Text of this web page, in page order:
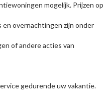
mogelijk. Prijzen op
en overnachtingen zijn onder
of andere acties van
gedurende uw vakantie.